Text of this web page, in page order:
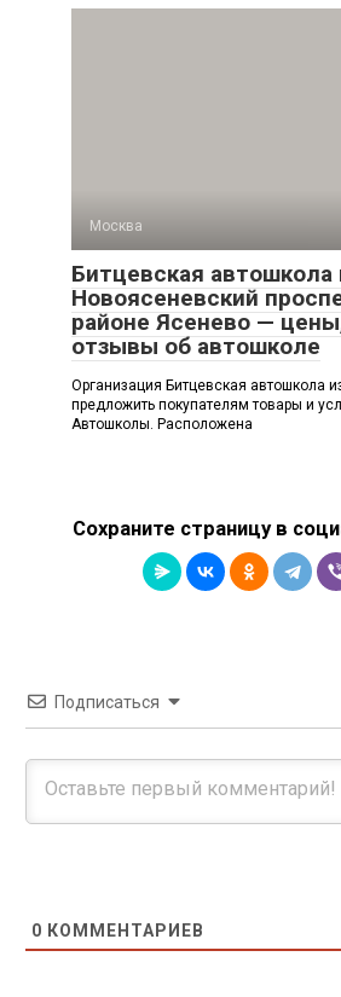
Москва
Битцевская автошкола
Новоясеневский
районе Ясенево —
отзывы об автошколе
Организация Битцевская автошкола
предложить покупателям товары и
Автошколы. Расположена
Сохраните страницу в
Подписаться
0 КОММЕНТАРИЕВ